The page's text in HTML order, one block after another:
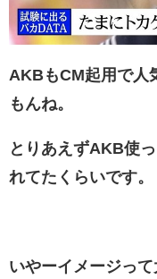
AKBもCM起用で人
もんね。
とりあえずAKB使
れてたくらいです。
いやーイメージって